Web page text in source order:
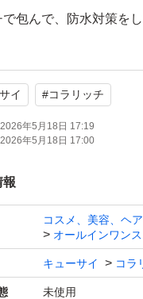
包んで、防水対策を
イ #コラリッチ
2026年5月18日 17:19
2026年5月18日 17:00
報
コスメ、美容、ヘ
オールインワン
キューサイ コラ
未使用